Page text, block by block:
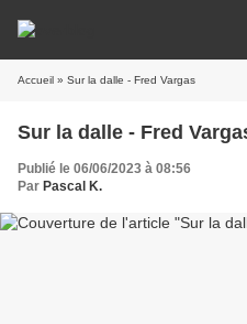
Accueil » Sur la dalle - Fred Vargas
Sur la dalle - Fred
Publié le 06/06/2023 à 08:56
Par Pascal K.